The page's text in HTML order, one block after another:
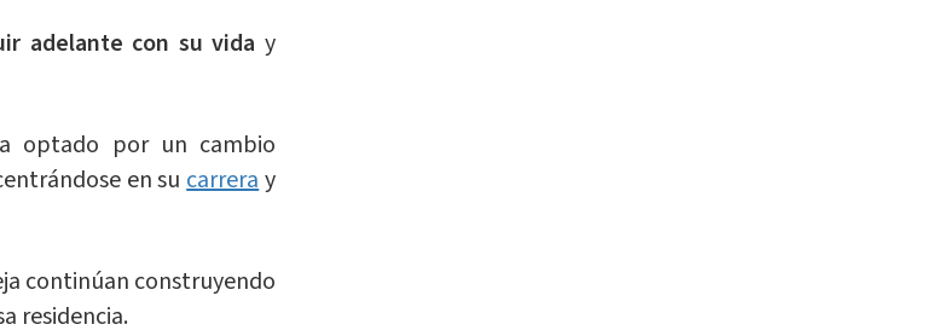
adelante con su vida y
optado por un cambio
en sucarreray
continúan construyendo
residencia.